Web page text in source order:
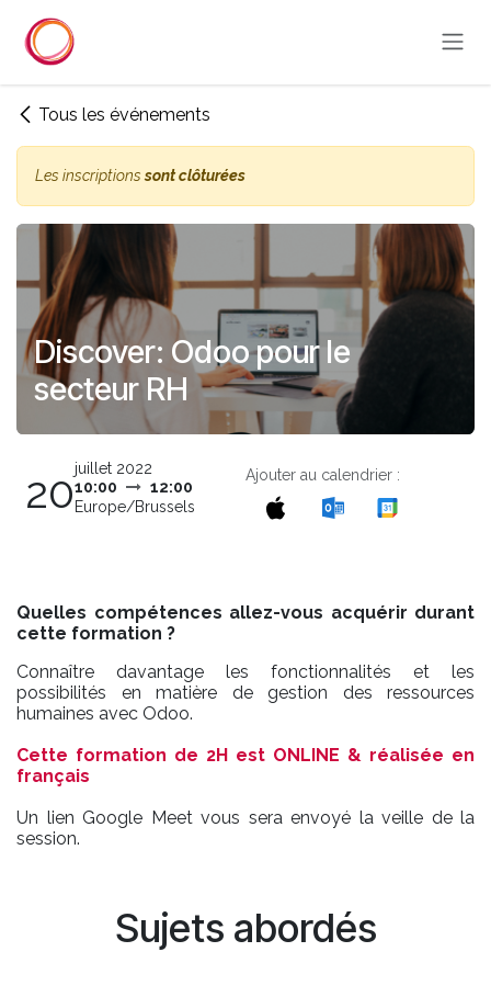
Tous les événements
Les inscriptionssont clôturées
Discover: Odoo pour le
secteur RH
20juillet 2022
10:00
12:00
Europe/Brussels
Ajouter au calendrier :
Quelles compétences allez-vous acquérir durant
cette formation ?
Connaître davantage les fonctionnalités et les
possibilités en matière de gestion des ressources
humaines avec Odoo.
Cette formation de 2H est ONLINE & réalisée en
français
Un lien Google Meet vous sera envoyé la veille de la
session.
Sujets abordés